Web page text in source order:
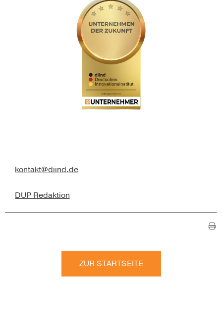
kontakt@diind.de
DUP Redaktion
ZUR STARTSEITE